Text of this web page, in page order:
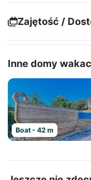
Zajętość /
Inne domy
Boat - 42 m